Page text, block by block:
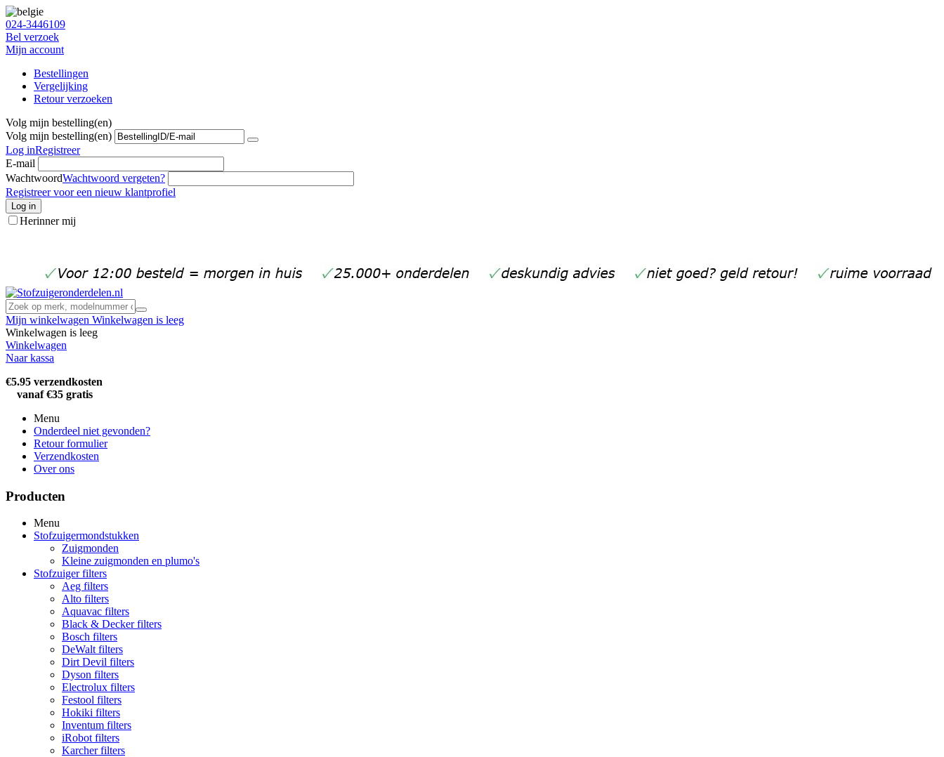
024-3446109
Bel verzoek
Mijn account
Bestellingen
Vergelijking
Retour verzoeken
Volg mijn bestelling(en)
Volg mijn bestelling(en)
Log inRegistreer
E-mail
WachtwoordWachtwoord vergeten?
Registreer voor een nieuw klantprofiel
Log in
Herinner mij
Mijn winkelwagen Winkelwagen is leeg
Winkelwagen is leeg
Winkelwagen
Naar kassa
€5.95 verzendkosten
vanaf €35 gratis
Menu
Onderdeel niet gevonden?
Retour formulier
Verzendkosten
Over ons
Producten
Menu
Stofzuigermondstukken
Zuigmonden
Kleine zuigmonden en plumo's
Stofzuiger filters
Aeg filters
Alto filters​
Aquavac filters
Black & Decker filters
Bosch filters
DeWalt filters
Dirt Devil filters
Dyson filters
Electrolux filters
Festool filters
Hokiki filters
Inventum filters
iRobot filters
Karcher filters